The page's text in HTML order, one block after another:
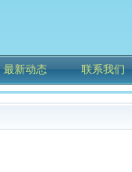
最新动态 联系我们